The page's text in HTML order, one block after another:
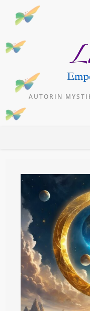
Inhalt
AUTORIN